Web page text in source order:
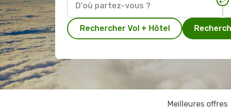
Rechercher Vol + Hôtel
Meilleures offres